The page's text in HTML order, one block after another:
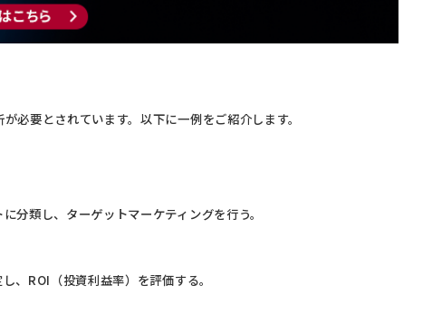
必要とされています。以下に一例をご紹介します。
分類し、ターゲットマーケティングを行う。
、ROI（投資利益率）を評価する。